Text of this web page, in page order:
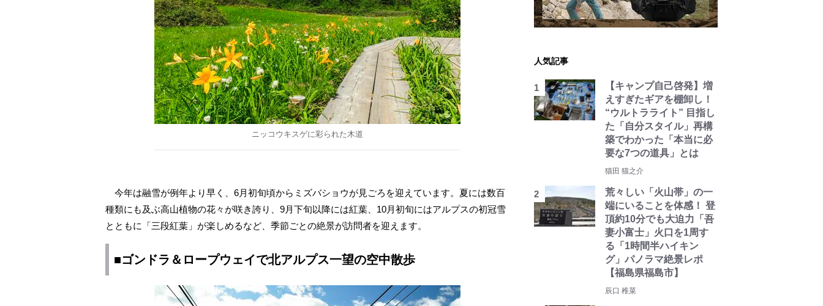
ニッコウキスゲに彩られた木道
今年は融雪が例年より早く、6月初旬頃からミズバショウが見ごろを迎えています。夏には数百
種類にも及ぶ高山植物の花々が咲き誇り、9月下旬以降には紅葉、10月初旬にはアルプスの初冠雪
とともに「三段紅葉」が楽しめるなど、季節ごとの絶景が訪問者を迎えます。
■ゴンドラ＆ロープウェイで北アルプス一望の空中散歩
人気記事
【キャンプ自己啓発】増
えすぎたギアを棚卸し！
“ウルトラライト” 目指し
た「自分スタイル」再構
築でわかった「本当に必
要な7つの道具」とは
猫田 猫之介
荒々しい「火山帯」の一
端にいることを体感！ 登
頂約10分でも大迫力「吾
妻小富士」火口を1周す
る「1時間半ハイキン
グ」パノラマ絶景レポ
【福島県福島市】
辰口 稚菜